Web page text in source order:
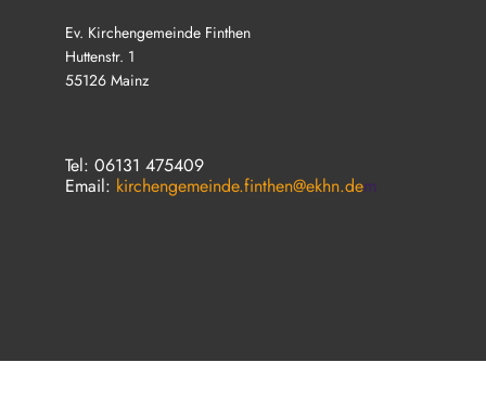
Ev. Kirchengemeinde Finthen
Huttenstr. 1
55126 Mainz
Tel: 06131 475409
Email: kirchengemeinde.finthen@ekhn.dem